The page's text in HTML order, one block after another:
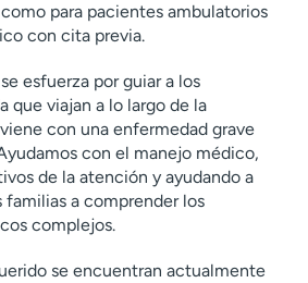
para pacientes ambulatorios
con cita previa.
esfuerza por guiar a los
que viajan a lo largo de la
con una enfermedad grave
con el manejo médico,
de la atención y ayudando a
familias a comprender los
complejos.
se encuentran actualmente